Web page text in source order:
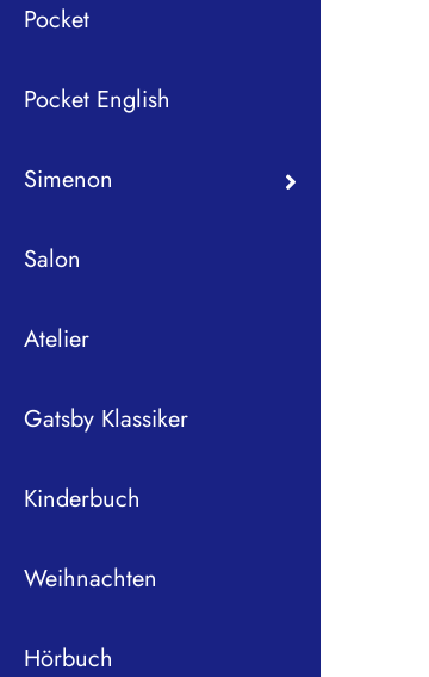
Pocket
Pocket English
Simenon
Salon
Atelier
Gatsby Klassiker
Kinderbuch
Weihnachten
Hörbuch